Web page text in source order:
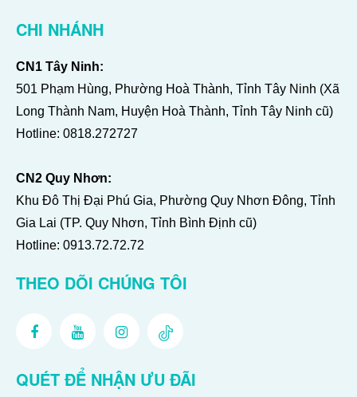
CHI NHÁNH
CN1 Tây Ninh:
501 Phạm Hùng, Phường Hoà Thành, Tỉnh Tây Ninh (Xã
Long Thành Nam, Huyện Hoà Thành, Tỉnh Tây Ninh cũ)
Hotline: 0818.272727
CN2 Quy Nhơn:
Khu Đô Thị Đại Phú Gia, Phường Quy Nhơn Đông, Tỉnh
Gia Lai (TP. Quy Nhơn, Tỉnh Bình Định cũ)
Hotline: 0913.72.72.72
THEO DÕI CHÚNG TÔI
QUÉT ĐỂ NHẬN ƯU ĐÃI